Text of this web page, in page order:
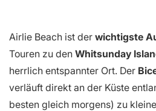
Airlie Beach ist der wichtigste
Touren zu den Whitsunday
herrlich entspannter Ort. Der
verläuft direkt an der Küste
besten gleich morgens) zu